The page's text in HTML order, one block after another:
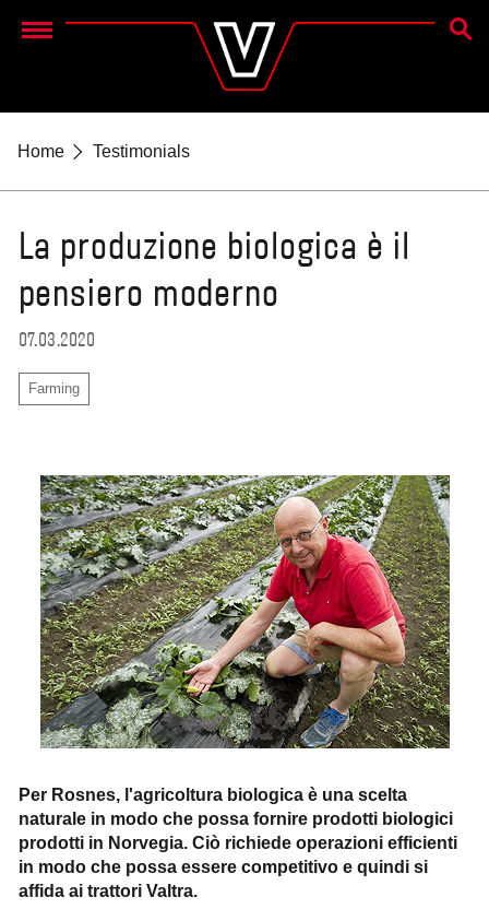
Menu
CERCA
Home Testimonials
La produzione biologica è il
pensiero moderno
07.03.2020
Farming
Per Rosnes, l'agricoltura biologica è una scelta
naturale in modo che possa fornire prodotti biologici
prodotti in Norvegia. Ciò richiede operazioni efficienti
in modo che possa essere competitivo e quindi si
affida ai trattori Valtra.